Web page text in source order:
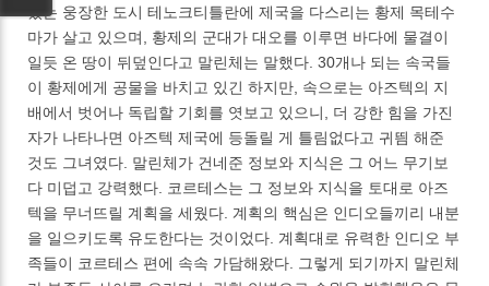
있는 웅장한 도시 테노크티틀란에 제국을 다스리는 황제 목테수
마가 살고 있으며, 황제의 군대가 대오를 이루면 바다에 물결이
일듯 온 땅이 뒤덮인다고 말린체는 말했다. 30개나 되는 속국들
이 황제에게 공물을 바치고 있긴 하지만, 속으로는 아즈텍의 지
배에서 벗어나 독립할 기회를 엿보고 있으니, 더 강한 힘을 가진
자가 나타나면 아즈텍 제국에 등돌릴 게 틀림없다고 귀띔 해준
것도 그녀였다. 말린체가 건네준 정보와 지식은 그 어느 무기보
다 미덥고 강력했다. 코르테스는 그 정보와 지식을 토대로 아즈
텍을 무너뜨릴 계획을 세웠다. 계획의 핵심은 인디오들끼리 내분
을 일으키도록 유도한다는 것이었다. 계획대로 유력한 인디오 부
족들이 코르테스 편에 속속 가담해왔다. 그렇게 되기까지 말린체